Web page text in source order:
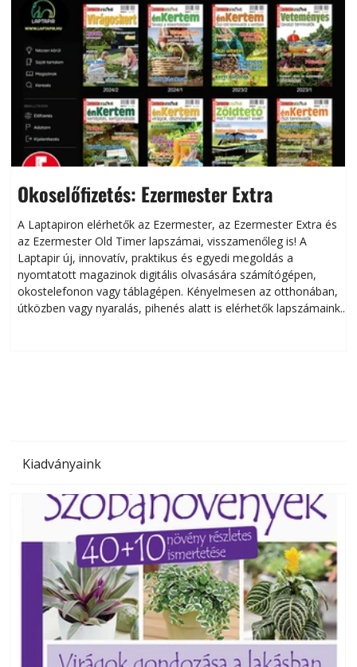
Okoselőfizetés: Ezermester Extra
A Laptapiron elérhetők az Ezermester, az Ezermester Extra és
az Ezermester Old Timer lapszámai, visszamenőleg is! A
Laptapir új, innovatív, praktikus és egyedi megoldás a
nyomtatott magazinok digitális olvasására számítógépen,
okostelefonon vagy táblagépen. Kényelmesen az otthonában,
útközben vagy nyaralás, pihenés alatt is elérhetők lapszámaink.
Kiadványaink